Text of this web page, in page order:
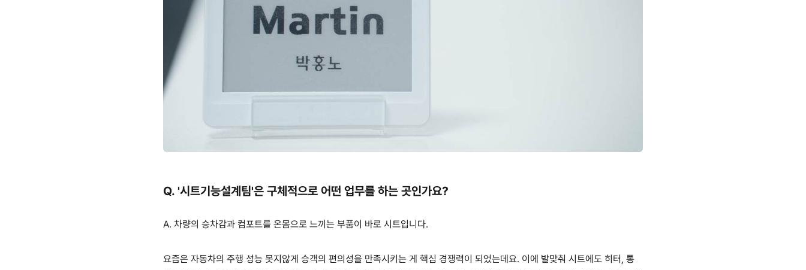
Q. '시트기능설계팀'은 구체적으로 어떤 업무를 하는 곳인가요?
A. 차량의 승차감과 컴포트를 온몸으로 느끼는 부품이 바로 시트입니다.
요즘은 자동차의 주행 성능 못지않게 승객의 편의성을 만족시키는 게 핵심 경쟁력이 되었는데요. 이에 발맞춰 시트에도 히터, 통